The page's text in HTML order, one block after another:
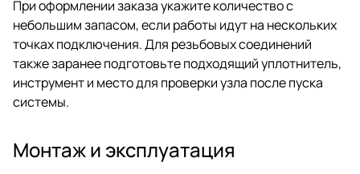
При оформлении заказа укажите количество с
небольшим запасом, если работы идут на нескольких
точках подключения. Для резьбовых соединений
также заранее подготовьте подходящий уплотнитель,
инструмент и место для проверки узла после пуска
системы.
Монтаж и эксплуатация